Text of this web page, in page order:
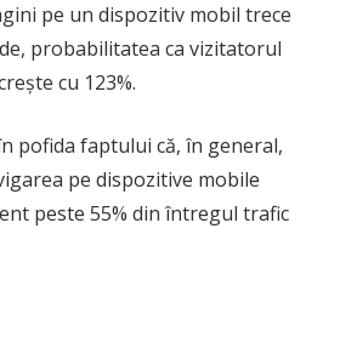
pe un dispozitiv mobil trece
probabilitatea ca vizitatorul
cu 123%.
pofida faptului că, în general,
pe dispozitive mobile
peste 55% din întregul trafic